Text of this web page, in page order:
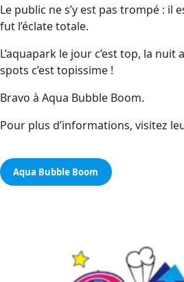
Le public ne s’y est pas trompé : il
fut l’éclate totale.
L’aquapark le jour c’est top, la nuit
spots c’est topissime !
Bravo à Aqua Bubble Boom.
Pour plus d’informations, visitez
Aqua Bubble Boom